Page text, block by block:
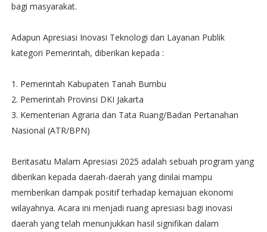
bagi masyarakat.
Adapun Apresiasi Inovasi Teknologi dan Layanan Publik
kategori Pemerintah, diberikan kepada :
1. Pemerintah Kabupaten Tanah Bumbu
2. Pemerintah Provinsi DKI Jakarta
3. Kementerian Agraria dan Tata Ruang/Badan Pertanahan
Nasional (ATR/BPN)
Beritasatu Malam Apresiasi 2025 adalah sebuah program yang
diberikan kepada daerah-daerah yang dinilai mampu
memberikan dampak positif terhadap kemajuan ekonomi
wilayahnya. Acara ini menjadi ruang apresiasi bagi inovasi
daerah yang telah menunjukkan hasil signifikan dalam